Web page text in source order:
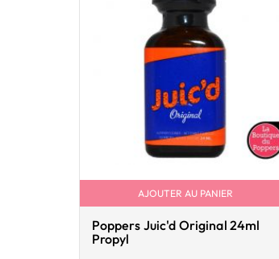
AJOUTER AU PANIER
Poppers Juic'd Original 24ml
Propyl